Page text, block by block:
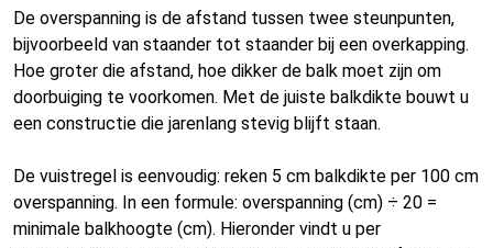
De overspanning is de afstand tussen twee steunpunten,
bijvoorbeeld van staander tot staander bij een overkapping.
Hoe groter die afstand, hoe dikker de balk moet zijn om
doorbuiging te voorkomen. Met de juiste balkdikte bouwt u
een constructie die jarenlang stevig blijft staan.
De vuistregel is eenvoudig: reken 5 cm balkdikte per 100 cm
overspanning. In een formule: overspanning (cm) ÷ 20 =
minimale balkhoogte (cm). Hieronder vindt u per